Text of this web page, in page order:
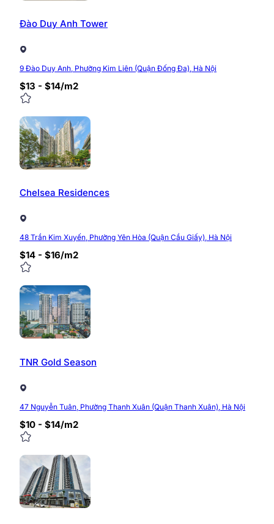
0968 382 682
Địa chỉ:Tòa nhà CIC Tower, số 2, ngõ 219,
0/5(0 Reviews)
Đào Duy Anh Tower
9 Đào Duy Anh, Phường Kim Liên (Quận Đống Đa), Hà Nội
$13 - $14/m2
Chelsea Residences
48 Trần Kim Xuyến, Phường Yên Hòa (Quận Cầu Giấy), Hà Nội
$14 - $16/m2
TNR Gold Season
47 Nguyễn Tuân, Phường Thanh Xuân (Quận Thanh Xuân), Hà Nội
$10 - $14/m2